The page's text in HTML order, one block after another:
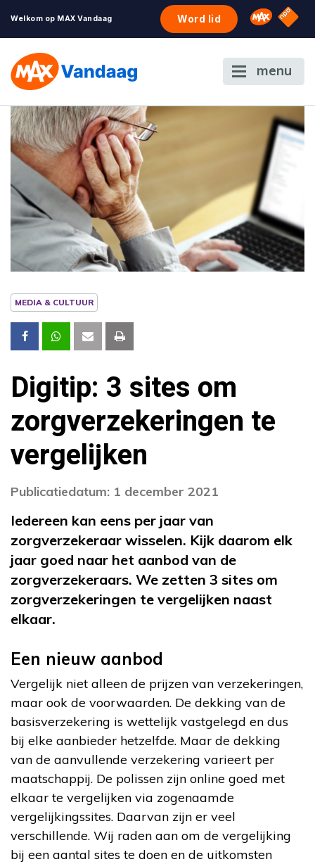
Welkom op MAX Vandaag Word lid Omroep
NPO
menu
MEDIA & CULTUUR
Digitip: 3 sites om
zorgverzekeringen te
vergelijken
Publicatiedatum: 1 december 2021
Iedereen kan eens per jaar van
zorgverzekeraar wisselen. Kijk daarom elk
jaar goed naar het aanbod van de
zorgverzekeraars. We zetten 3 sites om
zorgverzekeringen te vergelijken naast
elkaar.
Een nieuw aanbod
Vergelijk niet alleen de prijzen van verzekeringen,
maar ook de voorwaarden. De dekking van de
basisverzekering is wettelijk vastgelegd en dus
bij elke aanbieder hetzelfde. Maar de dekking
van de aanvullende verzekering varieert per
maatschappij. De polissen zijn online goed met
elkaar te vergelijken via zogenaamde
vergelijkingssites. Daarvan zijn er veel
verschillende. Wij raden aan om de vergelijking
bij een aantal sites te doen en de uitkomsten